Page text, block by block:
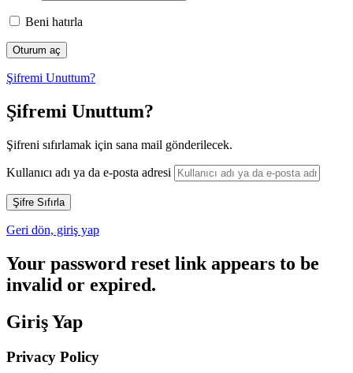
Beni hatırla
Şifremi Unuttum?
Şifremi Unuttum?
Şifreni sıfırlamak için sana mail gönderilecek.
Kullanıcı adı ya da e-posta adresi
Geri dön, giriş yap
Your password reset link appears to be
invalid or expired.
Giriş Yap
Privacy Policy